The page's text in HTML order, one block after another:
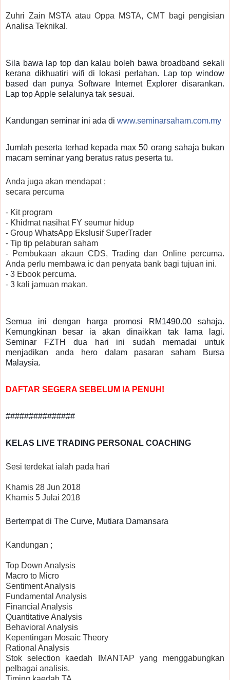
Zuhri Zain MSTA atau Oppa MSTA, CMT bagi pengisian
Analisa Teknikal.
Sila bawa lap top dan kalau boleh bawa broadband sekali
kerana dikhuatiri wifi di lokasi perlahan. Lap top window
based dan punya Software Internet Explorer disarankan.
Lap top Apple selalunya tak sesuai.
Kandungan seminar ini ada di www.seminarsaham.com.my
Jumlah peserta terhad kepada max 50 orang sahaja bukan
macam seminar yang beratus ratus peserta tu.
Anda juga akan mendapat ;
secara percuma
⁃ Kit program
⁃ Khidmat nasihat FY seumur hidup
⁃ Group WhatsApp Ekslusif SuperTrader
⁃ Tip tip pelaburan saham
⁃ Pembukaan akaun CDS, Trading dan Online percuma.
Anda perlu membawa ic dan penyata bank bagi tujuan ini.
⁃ 3 Ebook percuma.
⁃ 3 kali jamuan makan.
Semua ini dengan harga promosi RM1490.00 sahaja.
Kemungkinan besar ia akan dinaikkan tak lama lagi.
Seminar FZTH dua hari ini sudah memadai untuk
menjadikan anda hero dalam pasaran saham Bursa
Malaysia.
DAFTAR SEGERA SEBELUM IA PENUH!
###############
KELAS LIVE TRADING PERSONAL COACHING
Sesi terdekat ialah pada hari
Khamis 28 Jun 2018
Khamis 5 Julai 2018
Bertempat di The Curve, Mutiara Damansara
Kandungan ;
Top Down Analysis
Macro to Micro
Sentiment Analysis
Fundamental Analysis
Financial Analysis
Quantitative Analysis
Behavioral Analysis
Kepentingan Mosaic Theory
Rational Analysis
Stok selection kaedah IMANTAP yang menggabungkan
pelbagai analisis.